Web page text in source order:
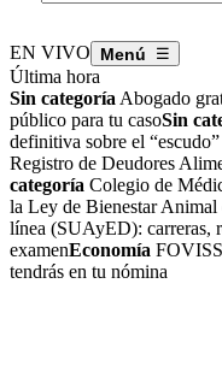
EN VIVO ☰
Última hora
Sin categoríaAbogado
público para tu casoSin
definitiva sobre el
Registro de Deudores
categoría Colegio de
la Ley de Bienestar Animal
línea (SUAyED): carreras,
examenEconomía
tendrás en tu nómina